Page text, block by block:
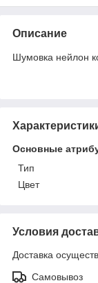
Описание
Шумовка нейлон
Основные
Тип
Цвет
Условия
Доставка
Самовывоз